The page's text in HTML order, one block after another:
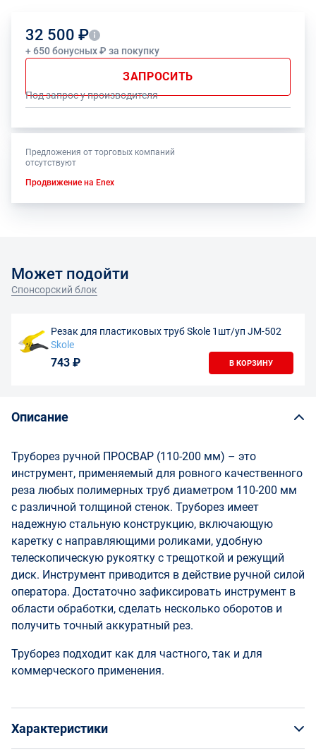
32 500 ₽
+ 650 бонусных ₽ за покупку
ЗАПРОСИТЬ
Под запрос у производителя
Предложения от торговых компаний
отсутствуют
Продвижение на Enex
Может подойти
Спонсорский блок
Резак для пластиковых труб Skole 1шт/уп JM-502
Skole
743 ₽ В КОРЗИНУ
Описание
Труборез ручной ПРОСВАР (110-200 мм) – это
инструмент, применяемый для ровного качественного
реза любых полимерных труб диаметром 110-200 мм
с различной толщиной стенок. Труборез имеет
надежную стальную конструкцию, включающую
каретку с направляющими роликами, удобную
телескопическую рукоятку с трещоткой и режущий
диск. Инструмент приводится в действие ручной силой
оператора. Достаточно зафиксировать инструмент в
области обработки, сделать несколько оборотов и
получить точный аккуратный рез.
Труборез подходит как для частного, так и для
коммерческого применения.
Характеристики